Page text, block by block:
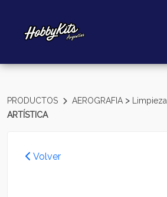
PRODUCTOS AEROGRAFIA > Limpieza
ARTÍSTICA
Volver